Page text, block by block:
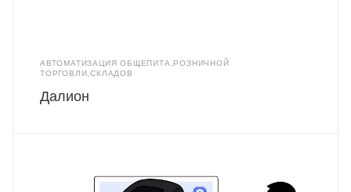
АВТОМАТИЗАЦИЯ ОБЩЕПИТА,РОЗНИЧНОЙ
ТОРГОВЛИ,СКЛАДОВ
Далион